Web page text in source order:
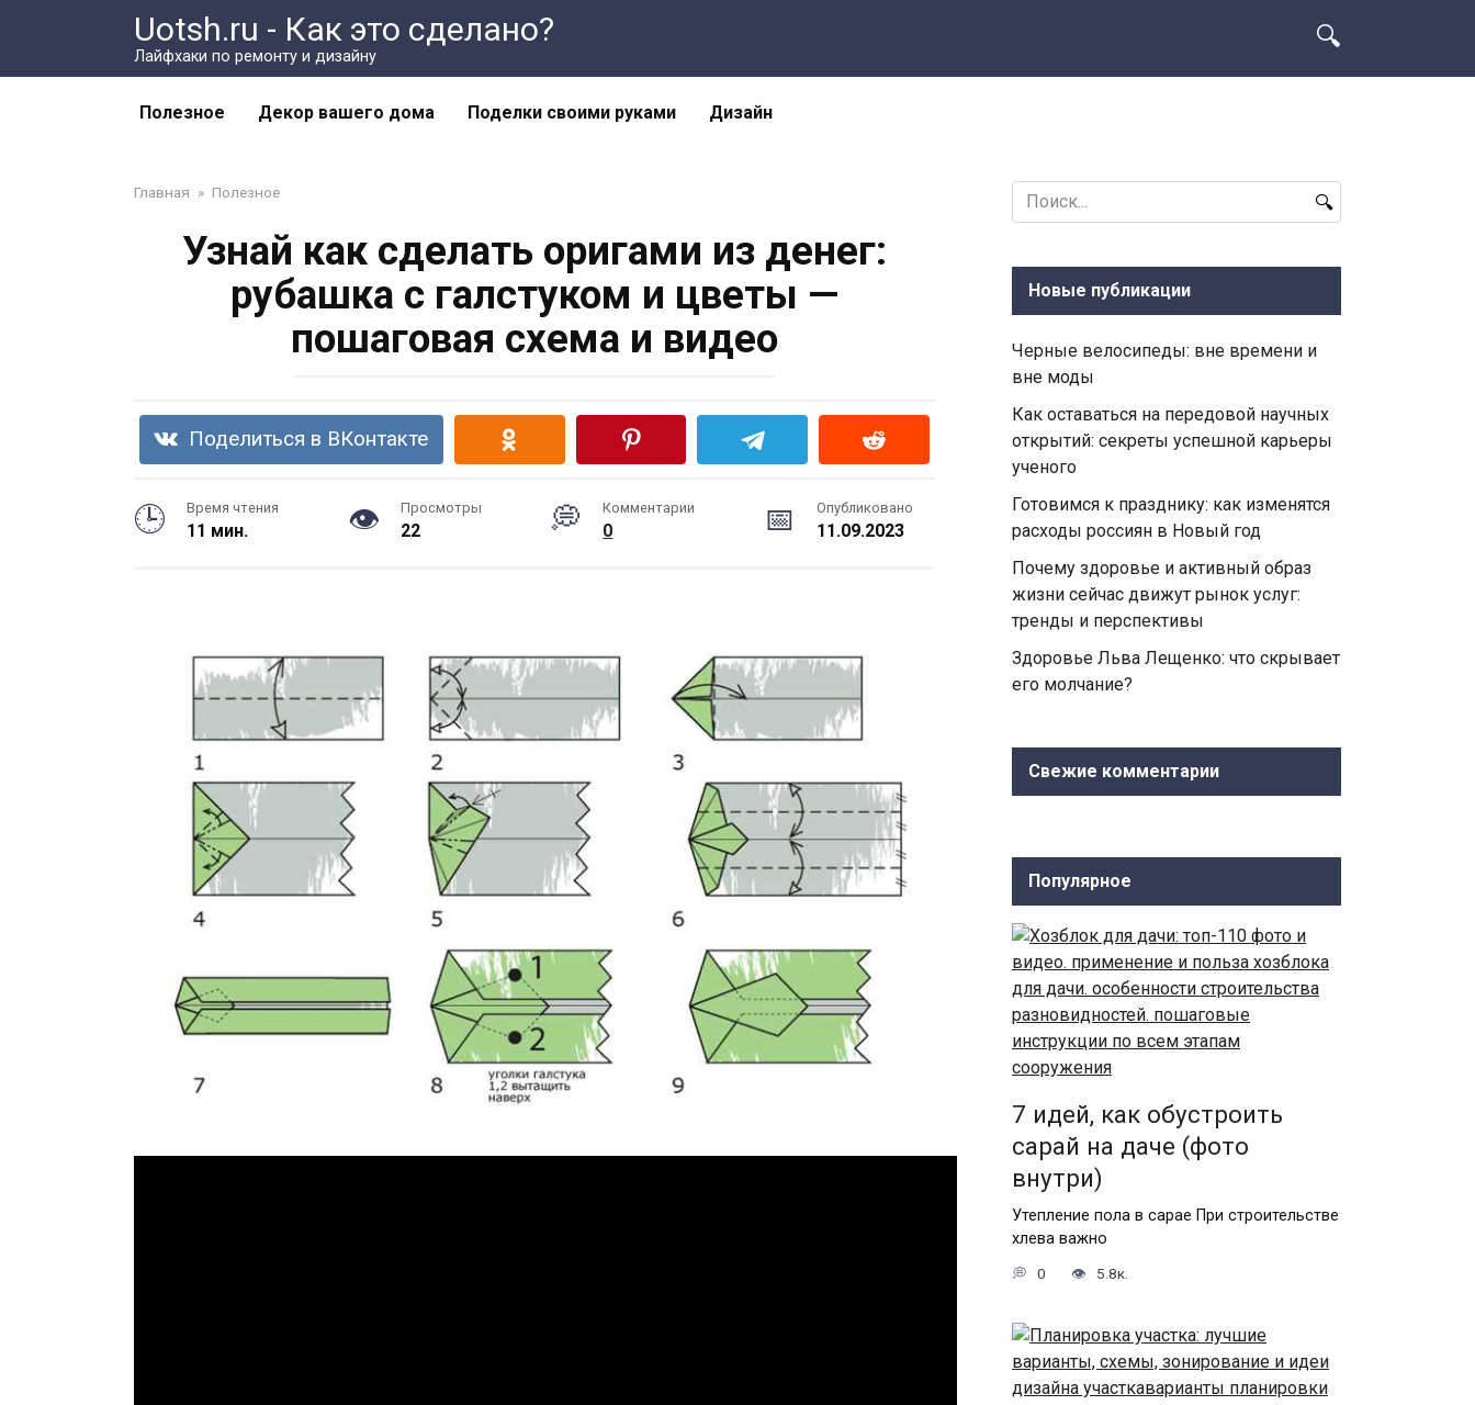
Uotsh.ru - Как это сделано?
Лайфхаки по ремонту и дизайну
Полезное Декор вашего дома Поделки своими руками Дизайн
Главная » Полезное
Узнай как сделать оригами из денег:
рубашка с галстуком и цветы —
пошаговая схема и видео
Поделиться в ВКонтакте
Время чтения
11 мин.
Просмотры
22
Комментарии
0
Опубликовано
11.09.2023
Search
for:
Новые публикации
Черные велосипеды: вне времени и
вне моды
Как оставаться на передовой научных
открытий: секреты успешной карьеры
ученого
Готовимся к празднику: как изменятся
расходы россиян в Новый год
Почему здоровье и активный образ
жизни сейчас движут рынок услуг:
тренды и перспективы
Здоровье Льва Лещенко: что скрывает
его молчание?
Свежие комментарии
Популярное
7 идей, как обустроить
сарай на даче (фото
внутри)
Утепление пола в сарае При строительстве
хлева важно
0 5.8к.